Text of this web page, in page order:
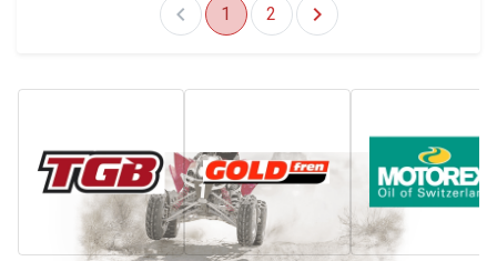
chevron_left 1 2 chevron_right